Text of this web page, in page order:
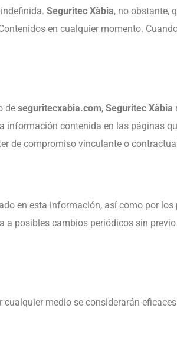
Seguritec Xàbia, no obstante,
en cualquier momento.
de seguritecxabia.com, Seguritec Xàbia
contenida en las páginas
de compromiso vinculante o
en esta información, así como por
a posibles cambios periódicos sin
cualquier medio se considerarán